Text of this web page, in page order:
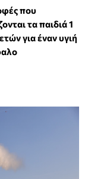
που
τα παιδιά 1
για έναν υγιή